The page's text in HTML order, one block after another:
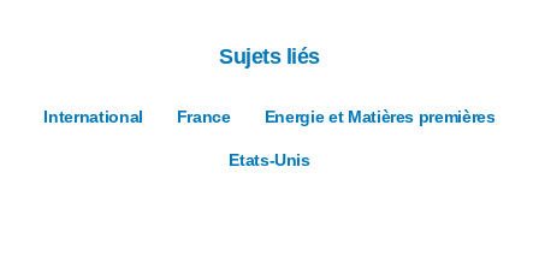
Sujets liés
International France Energie et Matières premières
Etats-Unis